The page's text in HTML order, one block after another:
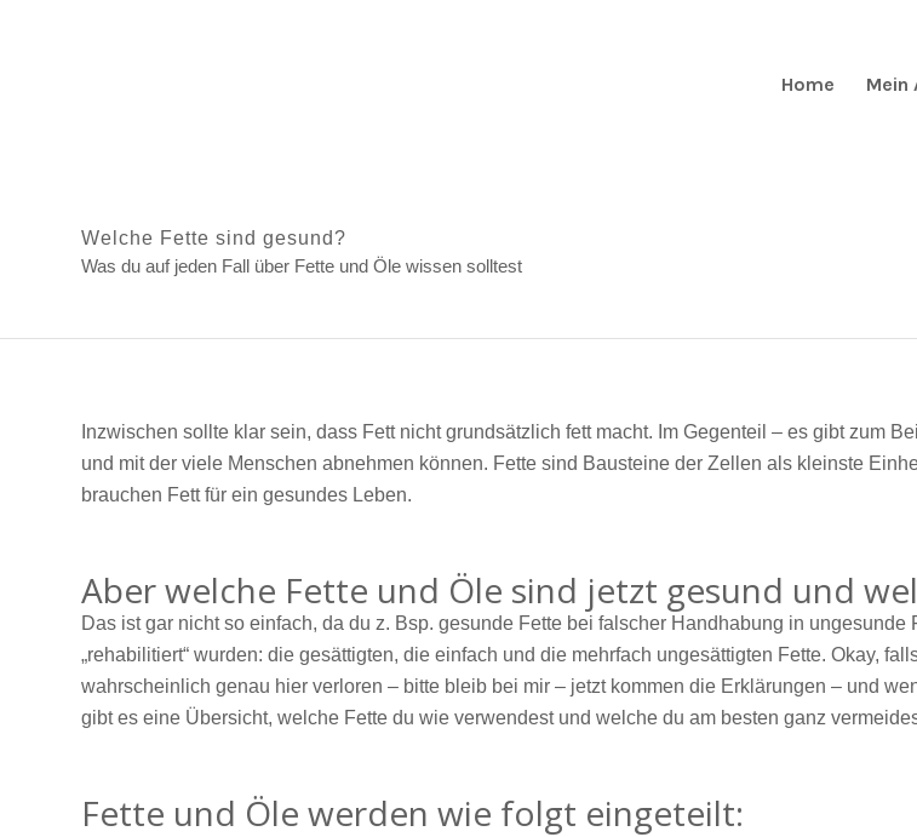
Home Mein
Welche Fette sind gesund?
Was du auf jeden Fall über Fette und Öle wissen solltest
Inzwischen sollte klar sein, dass Fett nicht grundsätzlich fett macht. Im Gegenteil – es gibt zum
und mit der viele Menschen abnehmen können. Fette sind Bausteine der Zellen als kleinste
brauchen Fett für ein gesundes Leben.
Aber welche Fette und Öle sind jetzt gesund und
Das ist gar nicht so einfach, da du z. Bsp. gesunde Fette bei falscher Handhabung in
„rehabilitiert“ wurden: die gesättigten, die einfach und die mehrfach ungesättigten Fette. Okay,
wahrscheinlich genau hier verloren – bitte bleib bei mir – jetzt kommen die Erklärungen – und
gibt es eine Übersicht, welche Fette du wie verwendest und welche du am besten ganz
Fette und Öle werden wie folgt eingeteilt: